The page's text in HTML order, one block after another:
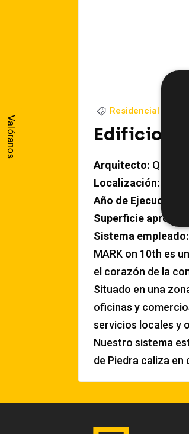
Residencial
Edificio
Arquitecto:
Localización:
Año de Ejecución:
Superficie
Sistema empleado:
MARK on 10th es
el corazón de la
Situado en una
oficinas y
servicios locales y
Nuestro sistema
de Piedra caliza en
Valóranos